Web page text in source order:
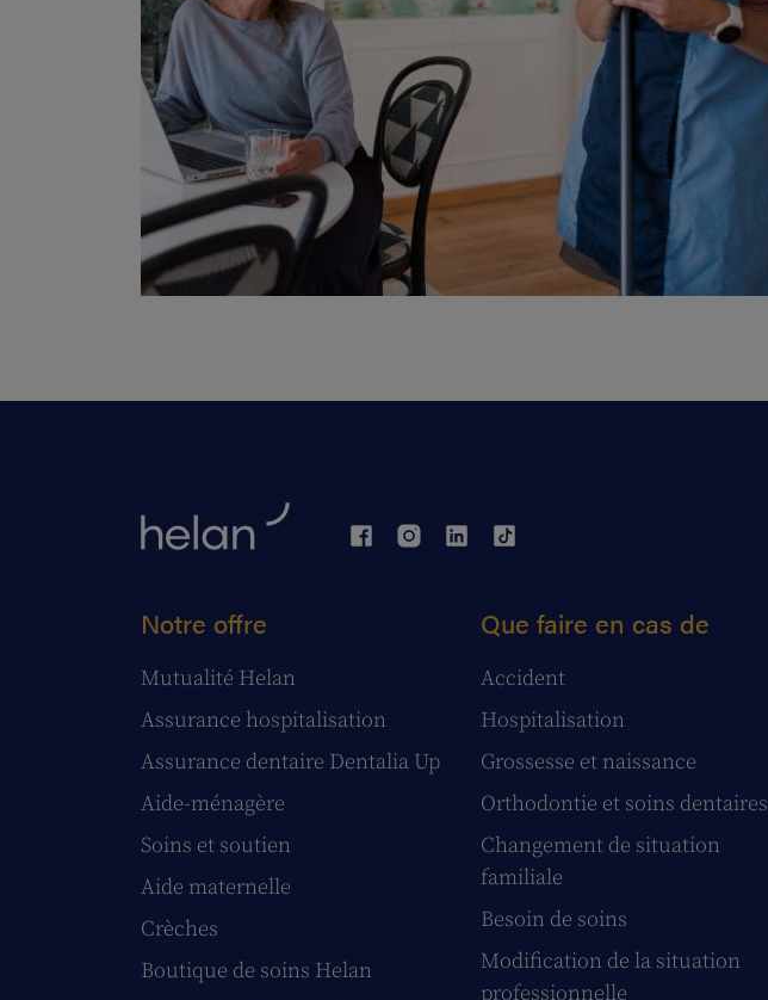
Notre offre
Mutualité Helan
Assurance hospitalisation
Assurance dentaire Dentalia Up
Aide-ménagère
Soins et soutien
Aide maternelle
Crèches
Boutique de soins Helan
Que faire en cas de
Accident
Hospitalisation
Grossesse et naissance
Orthodontie et soins dentaires
Changement de situation
familiale
Besoin de soins
Modification de la situation
professionnelle